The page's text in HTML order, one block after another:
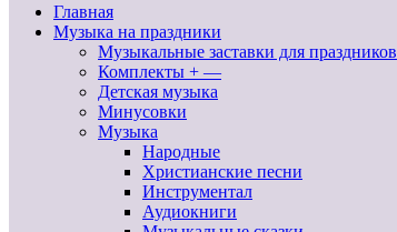
Главная
Музыка на праздники
Музыкальные заставки для праздников
Комплекты + —
Детская музыка
Минусовки
Музыка
Народные
Христианские песни
Инструментал
Аудиокниги